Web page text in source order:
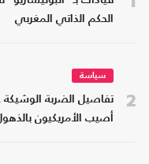
الحكم الذاتي المغربي
2
سياسة
تفاصيل الضربة
أصيب الأمريكيون